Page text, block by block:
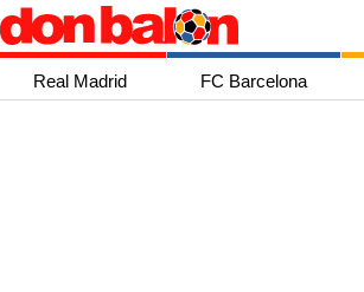
Real Madrid FC Barcelona